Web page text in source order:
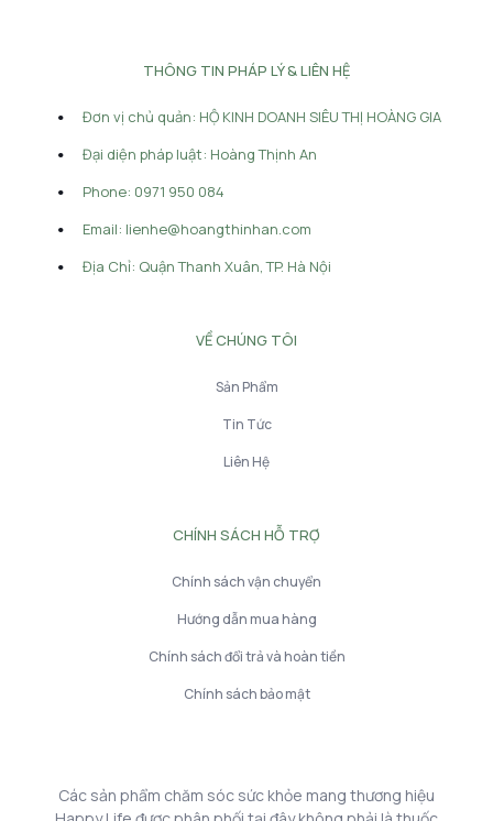
THÔNG TIN PHÁP LÝ & LIÊN HỆ
Đơn vị chủ quản: HỘ KINH DOANH SIÊU THỊ HOÀNG GIA
Đại diện pháp luật: Hoàng Thịnh An
Phone: 0971 950 084
Email: lienhe@hoangthinhan.com
Địa Chỉ: Quận Thanh Xuân, TP. Hà Nội
VỀ CHÚNG TÔI
Sản Phẩm
Tin Tức
Liên Hệ
CHÍNH SÁCH HỖ TRỢ
Chính sách vận chuyển
Hướng dẫn mua hàng
Chính sách đổi trả và hoàn tiền
Chính sách bảo mật
Các sản phẩm chăm sóc sức khỏe mang thương hiệu